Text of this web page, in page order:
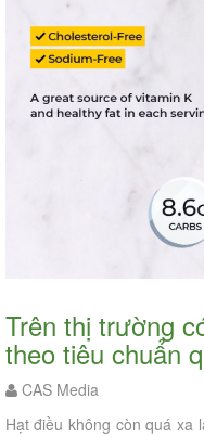
Trên thị trường có các loại hạt điều ăn vặt nào? - Phân loại các loại hạt điều
theo tiêu chuẩn
CAS Media
Hạt điều không còn quá xa